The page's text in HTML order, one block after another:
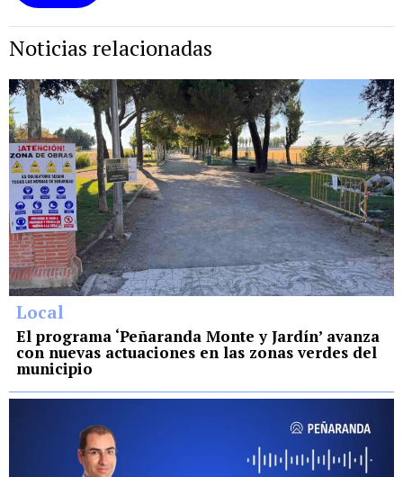
Noticias relacionadas
Local
El programa ‘Peñaranda Monte y Jardín’ avanza
con nuevas actuaciones en las zonas verdes del
municipio